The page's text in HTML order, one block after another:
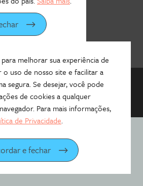
Newsletter
2026Madrona Advogados
por
melhorar sua experiência de
o uso de nosso site e facilitar a
segura. Se desejar, você pode
de cookies a qualquer
Para mais informações,
de Privacidade.
e fechar